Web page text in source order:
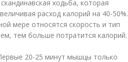
ходьба, которая
расход калорий на 40-50%.
мере относятся скорость и тип
тем больше потратится калорий.
20-25 минут мышцы только